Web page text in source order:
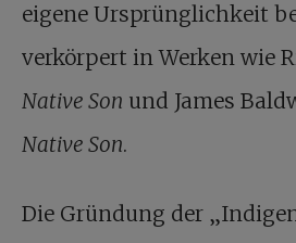
eigene Ursprünglichkeit
verkörpert in Werken wie
Native Son und James
Native Son.
Die Gründung der